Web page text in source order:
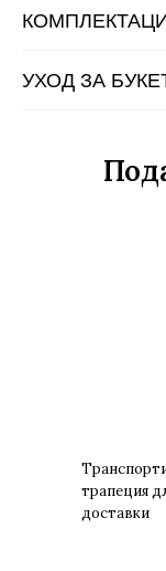
УХОД ЗА
трапеция
доставки